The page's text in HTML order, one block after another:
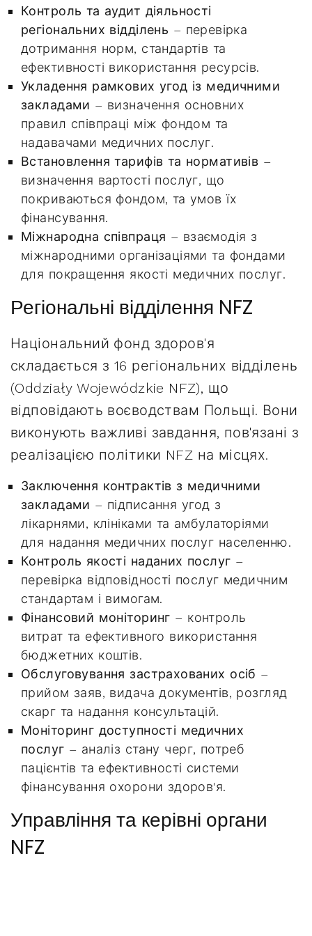
Контроль та аудит діяльності
регіональних відділень – перевірка
дотримання норм, стандартів та
ефективності використання ресурсів.
Укладення рамкових угод із медичними
закладами – визначення основних
правил співпраці між фондом та
надавачами медичних послуг.
Встановлення тарифів та нормативів –
визначення вартості послуг, що
покриваються фондом, та умов їх
фінансування.
Міжнародна співпраця – взаємодія з
міжнародними організаціями та фондами
для покращення якості медичних послуг.
Регіональні відділення NFZ
Національний фонд здоров'я
складається з 16 регіональних відділень
(Oddziały Wojewódzkie NFZ), що
відповідають воєводствам Польщі. Вони
виконують важливі завдання, пов'язані з
реалізацією політики NFZ на місцях.
Заключення контрактів з медичними
закладами – підписання угод з
лікарнями, клініками та амбулаторіями
для надання медичних послуг населенню.
Контроль якості наданих послуг –
перевірка відповідності послуг медичним
стандартам і вимогам.
Фінансовий моніторинг – контроль
витрат та ефективного використання
бюджетних коштів.
Обслуговування застрахованих осіб –
прийом заяв, видача документів, розгляд
скарг та надання консультацій.
Моніторинг доступності медичних
послуг – аналіз стану черг, потреб
пацієнтів та ефективності системи
фінансування охорони здоров'я.
Управління та керівні органи
NFZ